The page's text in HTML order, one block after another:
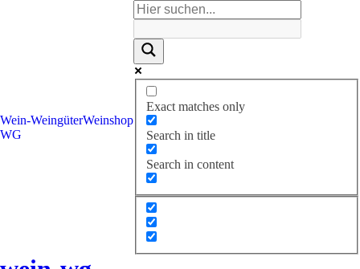
Wein-
WG
WeingüterWeinshop
Exact matches only
Search in title
Search in content